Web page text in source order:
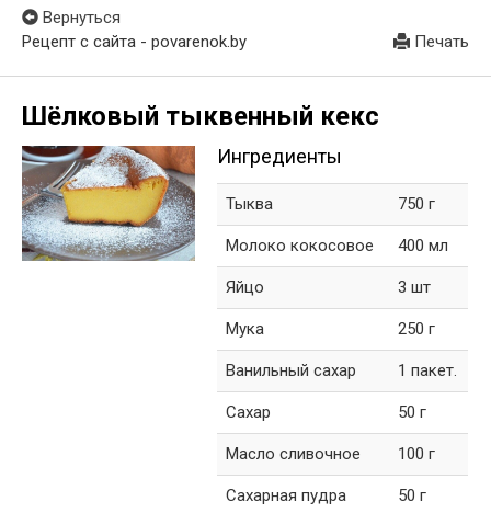
Вернуться
Рецепт с сайта - povarenok.by
Печать
Шёлковый тыквенный кекс
Ингредиенты
Тыква 750 г
Молоко кокосовое 400 мл
Яйцо 3 шт
Мука 250 г
Ванильный сахар 1 пакет.
Сахар 50 г
Масло сливочное 100 г
Сахарная пудра 50 г